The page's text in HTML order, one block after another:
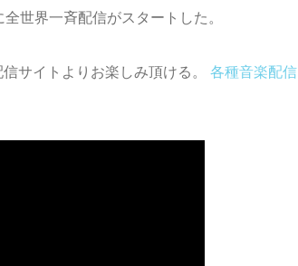
世界一斉配信がスタートした。
サイトよりお楽しみ頂ける。
各種音楽配信